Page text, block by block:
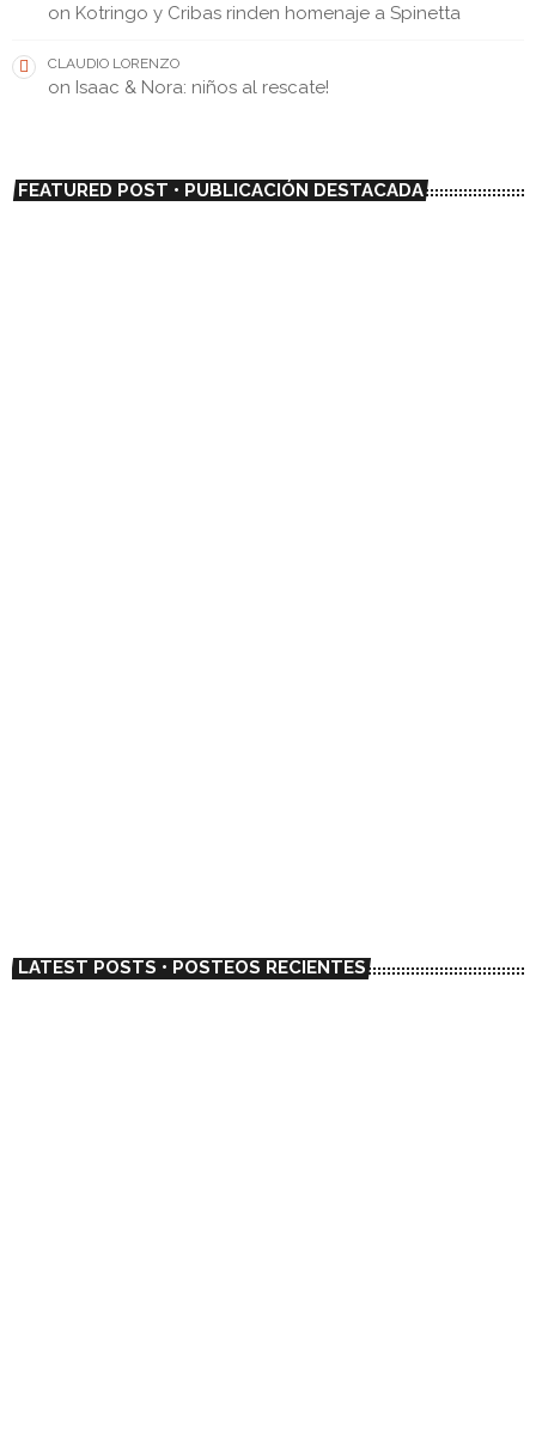
on Kotringo y Cribas rinden homenaje a Spinetta
CLAUDIO LORENZO
on Isaac & Nora: niños al rescate!
FEATURED POST • PUBLICACIÓN DESTACADA
LATEST POSTS • POSTEOS RECIENTES